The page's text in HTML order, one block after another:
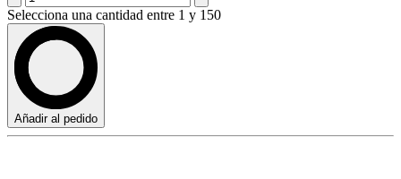
Selecciona una cantidad entre 1 y 150
Añadir al pedido